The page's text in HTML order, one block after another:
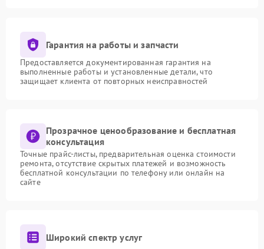
Гарантия на работы и запчасти
Предоставляется документированная гарантия на
выполненные работы и установленные детали, что
защищает клиента от повторных неисправностей
Прозрачное ценообразование и бесплатная
консультация
Точные прайс-листы, предварительная оценка стоимости
ремонта, отсутствие скрытых платежей и возможность
бесплатной консультации по телефону или онлайн на
сайте
Широкий спектр услуг